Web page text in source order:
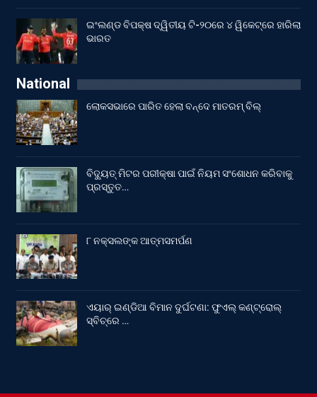
ଇଂଲଣ୍ଡ ବିପକ୍ଷ ଦ୍ୱିତୀୟ ଟି-୨୦ରେ ୪ ୱିକେଟ୍‌ରେ ହାରିଲା
ଭାରତ
National
ଲୋକସଭାରେ ପାରିତ ହେଲା ବନ୍ଦେ ମାତରମ୍‌ ବିଲ୍‌
ବିଦ୍ୟୁତ୍ ମିଟର ପରୀକ୍ଷା ପାଇଁ ନିୟମ ସଂଶୋଧନ କରିବାକୁ
ପ୍ରସ୍ତୁତ…
୮ ନକ୍ସଲଙ୍କ ଆତ୍ମସମର୍ପଣ
ଏୟାର୍ ଇଣ୍ଡିଆ ବିମାନ ଦୁର୍ଘଟଣା: ଫୁଏଲ୍‌ କଣ୍ଟ୍ରୋଲ୍‌
ସ୍ବିଚ୍‌ରେ …